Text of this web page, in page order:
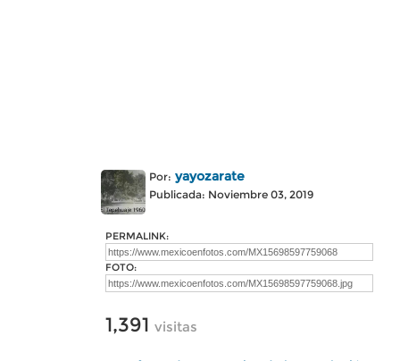
Por: yayozarate
Publicada: Noviembre 03, 2019
PERMALINK:
FOTO:
1,391 visitas